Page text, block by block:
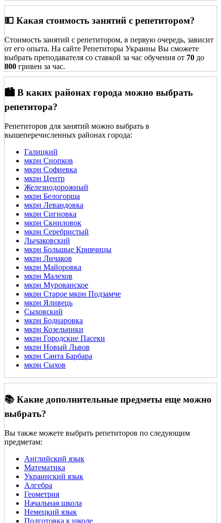
💵 Какая стоимость занятий с репетитором?
Стоимость занятий с репетитором, в первую очередь, зависит
от его опыта. На сайте Репетиторы Украины Вы сможете
выбрать преподавателя со ставкой за час обучения от 70 до
800 гривен за час.
🏙️ В каких районах города можно выбрать
репетитора?
Репетиторов для занятий можно выбрать в
вышеперечисленных районах города:
Галицкий
мкрн Снопков
мкрн Софиевка
мкрн Центр
Железнодорожный
мкрн Белогорща
мкрн Левандовка
мкрн Сигновка
мкрн Скниловок
мкрн Серебристый
Лычаковский
мкрн Большые Кривчицы
мкрн Личаков
мкрн Майоровка
мкрн Малехов
мкрн Мурованское
мкрн Старое мкрн Подзамче
мкрн Яливець
Сыховский
мкрн Боднаровка
мкрн Козельники
мкрн Городские Пасеки
мкрн Новый Львов
мкрн Санта Барбара
мкрн Сыхов
📚 Какие дополнительные предметы еще можно
выбрать?
Вы также можете выбрать репетиторов по следующим
предметам:
Английский язык
Математика
Украинский язык
Алгебра
Геометрия
Начальная школа
Немецкий язык
Подготовка к школе